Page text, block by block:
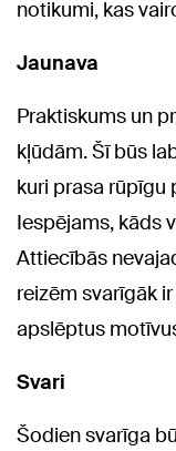
notikumi, kas
Jaunava
Praktiskums un
kļūdām. Šī būs
kuri prasa rūpīgu
Iespējams, kāds
Attiecībās
reizēm svarīgāk
apslēptus
Svari
Šodien svarīga